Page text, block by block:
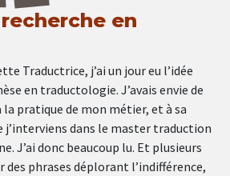
en
Traductrice, j’ai un jour eu l’idée
en traductologie. J’avais envie de
pratique de mon métier, et à sa
j’interviens dans le master traduction
J’ai donc beaucoup lu. Et plusieurs
des phrases déplorant l’indifférence,